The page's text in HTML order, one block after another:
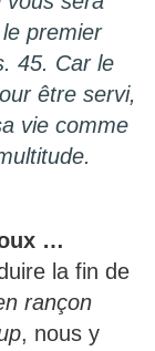
premier
45. Car le
être servi,
vie comme
…
la fin de
rançon
, nous y